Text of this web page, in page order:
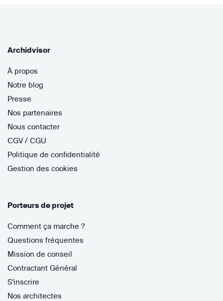
Archidvisor
À propos
Notre blog
Presse
Nos partenaires
Nous contacter
CGV / CGU
Politique de confidentialité
Gestion des cookies
Porteurs de projet
Comment ça marche ?
Questions fréquentes
Mission de conseil
Contractant Général
S'inscrire
Nos architectes